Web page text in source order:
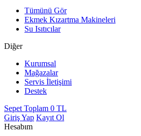
Tümünü Gör
Ekmek Kızartma Makineleri
Su Isıtıcılar
Diğer
Kurumsal
Mağazalar
Servis İletişimi
Destek
Sepet Toplam 0 TL
Giriş Yap Kayıt Ol
Hesabım